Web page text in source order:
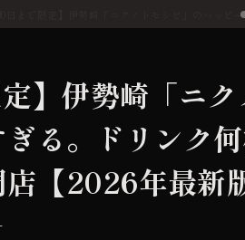
30日まで限定】伊勢崎「ニクノトモシビ」のハッ
】伊勢崎「ニ
る。ドリンク
【2026年最新